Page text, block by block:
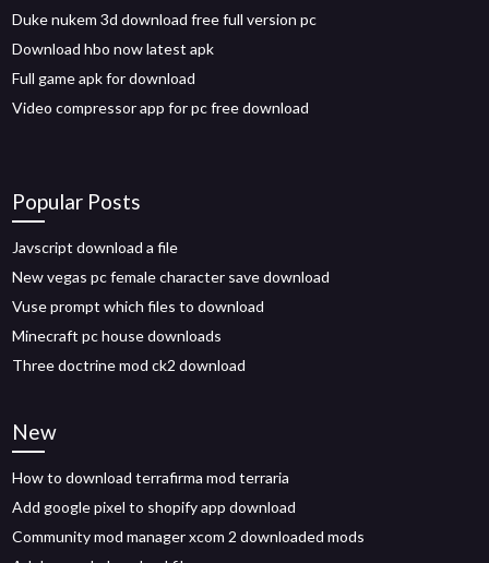
Duke nukem 3d download free full version pc
Download hbo now latest apk
Full game apk for download
Video compressor app for pc free download
Popular Posts
Javscript download a file
New vegas pc female character save download
Vuse prompt which files to download
Minecraft pc house downloads
Three doctrine mod ck2 download
New
How to download terrafirma mod terraria
Add google pixel to shopify app download
Community mod manager xcom 2 downloaded mods